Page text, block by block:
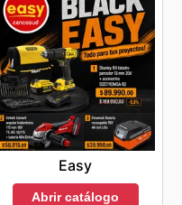
Easy
Abrir catálogo